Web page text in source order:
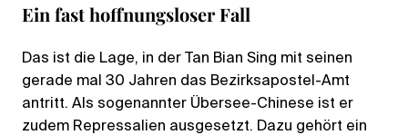
Ein fast hoffnungsloser Fall
Das ist die Lage, in der Tan Bian Sing mit seinen
gerade mal 30 Jahren das Bezirksapostel-Amt
antritt. Als sogenannter Übersee-Chinese ist er
zudem Repressalien ausgesetzt. Dazu gehört ein